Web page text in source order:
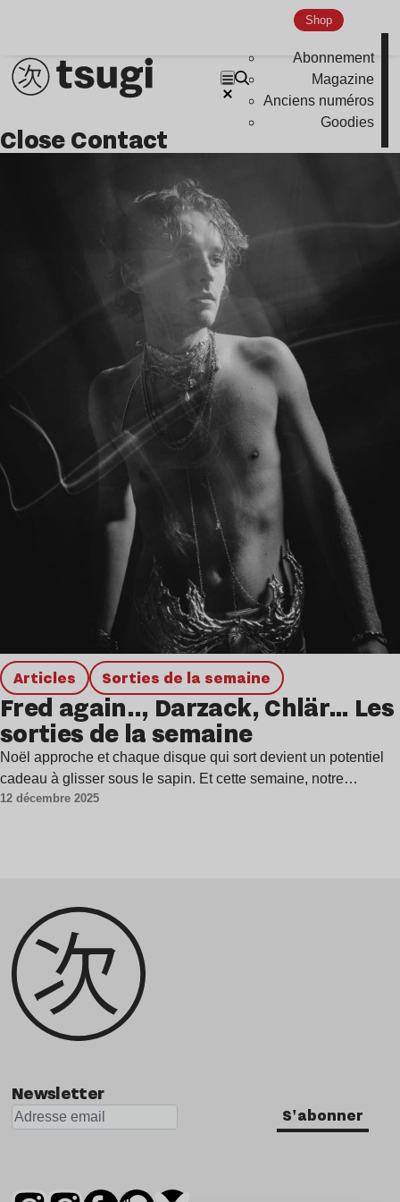
Shop
Abonnement
Magazine
Anciens numéros
Goodies
Close Contact
Articles Sorties de la semaine
Fred again.., Darzack, Chlär… Les
sorties de la semaine
Noël approche et chaque disque qui sort devient un potentiel
cadeau à glisser sous le sapin. Et cette semaine, notre…
12 décembre 2025
Newsletter
S'abonner